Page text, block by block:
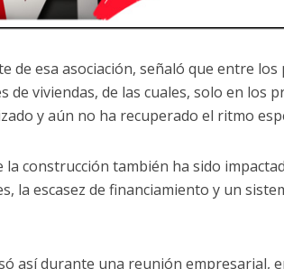
de esa asociación, señaló que entre
de viviendas, de las cuales, solo en los
y aún no ha recuperado el ritmo
la construcción también ha sido
la escasez de financiamiento y un
así durante una reunión empresarial,